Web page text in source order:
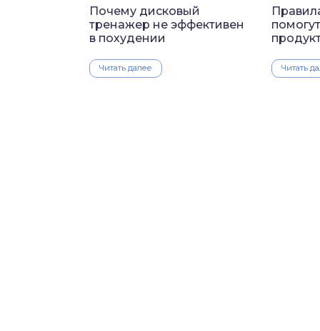
Почему дисковый
тренажер не эффективен
в похудении
Читать далее Читать